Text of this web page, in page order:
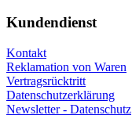
Kundendienst
Kontakt
Reklamation von Waren
Vertragsrücktritt
Datenschutzerklärung
Newsletter - Datenschutz